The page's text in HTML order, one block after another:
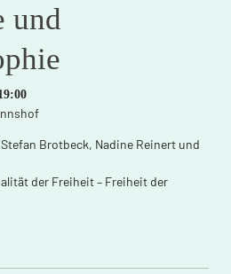
und
Brotbeck, Nadine Reinert und
der Freiheit – Freiheit der